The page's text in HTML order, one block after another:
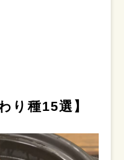
り種15選】